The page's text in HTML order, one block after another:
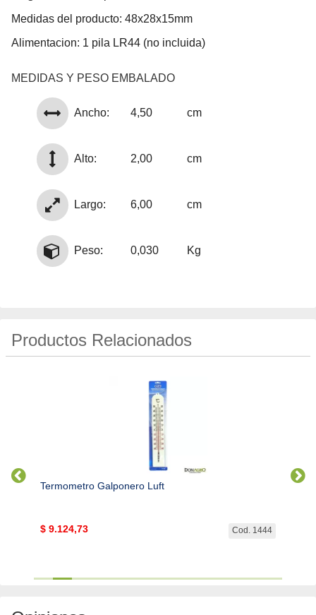
Medidas del producto: 48x28x15mm
Alimentacion: 1 pila LR44 (no incluida)
MEDIDAS Y PESO EMBALADO
Ancho: 4,50 cm
Alto: 2,00 cm
Largo: 6,00 cm
Peso: 0,030 Kg
Productos Relacionados
Termometro Galponero Luft
Cod. 1444
$ 9.124,73